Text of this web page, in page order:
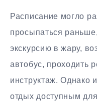
Расписание могло
просыпаться
экскурсию в жару,
автобус, проходить
инструктаж. Однако
отдых доступным